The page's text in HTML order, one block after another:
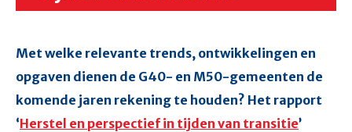
Met welke relevante trends, ontwikkelingen en
opgaven dienen de G40- en M50-gemeenten de
komende jaren rekening te houden? Het rapport
‘Herstel en perspectief in tijden van transitie’